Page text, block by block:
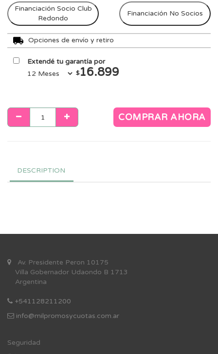
Financiación Socio Club
Redondo
Financiación No Socios
Opciones de envío y retiro
Extendé tu garantía por
$16.899
COMPRAR AHORA
DESCRIPTION
Av. Presidente Peron 10175
Villa Gobernador Udaondo B 1713
Argentina
+541128211200
info@milpromosycuotas.com.ar
Seguridad